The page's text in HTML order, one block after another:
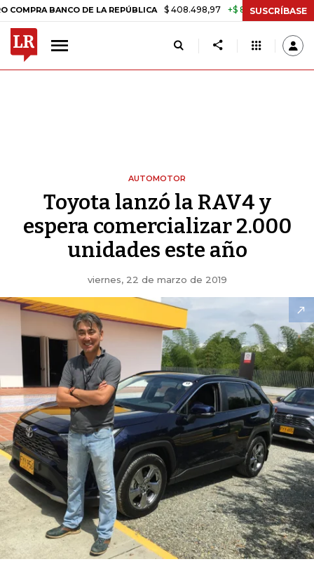
BANCO DE LA REPÚBLICA $ 408.498,97 +$ 8.753,81 +2,19%
SUSCRÍBASE
AUTOMOTOR
Toyota lanzó la RAV4 y
espera comercializar 2.000
unidades este año
viernes, 22 de marzo de 2019